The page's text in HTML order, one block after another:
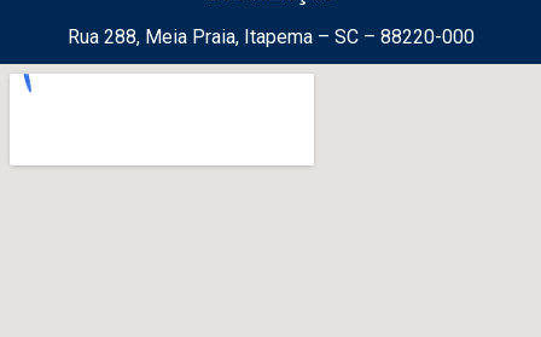
Rua 288, Meia Praia, Itapema – SC – 88220-000